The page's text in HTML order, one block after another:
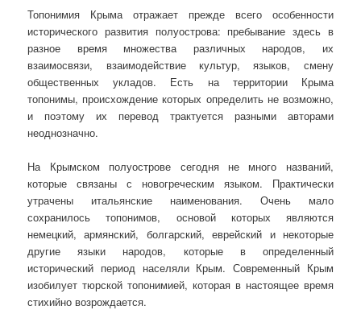
Топонимия Крыма отражает прежде всего особенности
исторического развития полуострова: пребывание здесь в
разное время множества различных народов, их
взаимосвязи, взаимодействие культур, языков, смену
общественных укладов. Есть на территории Крыма
топонимы, происхождение которых определить не возможно,
и поэтому их перевод трактуется разными авторами
неоднозначно.
На Крымском полуострове сегодня не много названий,
которые связаны с новогреческим языком. Практически
утрачены итальянские наименования. Очень мало
сохранилось топонимов, основой которых являются
немецкий, армянский, болгарский, еврейский и некоторые
другие языки народов, которые в определенный
исторический период населяли Крым. Современный Крым
изобилует тюрской топонимией, которая в настоящее время
стихийно возрождается.